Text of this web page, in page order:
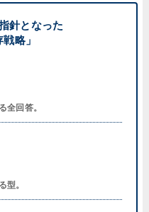
針となった
略」
全回答。
型。